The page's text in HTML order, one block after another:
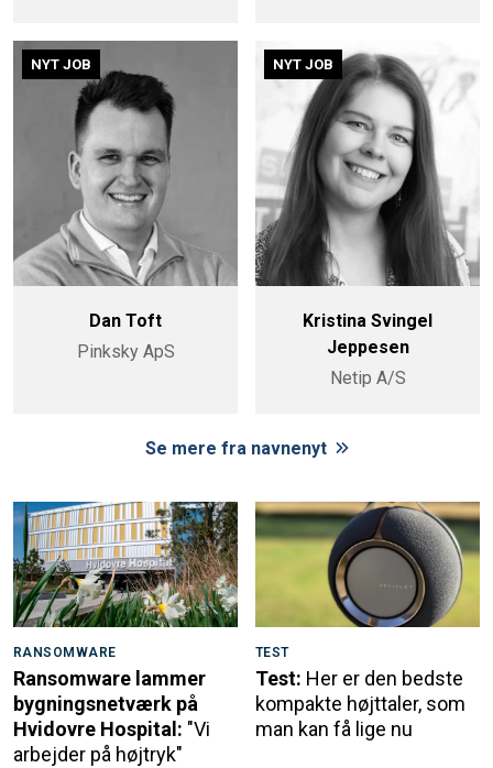
NYT JOB
Dan Toft
Pinksky ApS
NYT JOB
Kristina Svingel
Jeppesen
Netip A/S
Se mere fra navnenyt
RANSOMWARE
Ransomware lammer
bygningsnetværk på
Hvidovre Hospital: "Vi
arbejder på højtryk"
TEST
Test: Her er den bedste
kompakte højttaler, som
man kan få lige nu